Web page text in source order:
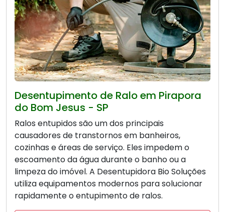
Desentupimento de Ralo em Pirapora
do Bom Jesus - SP
Ralos entupidos são um dos principais
causadores de transtornos em banheiros,
cozinhas e áreas de serviço. Eles impedem o
escoamento da água durante o banho ou a
limpeza do imóvel. A Desentupidora Bio Soluções
utiliza equipamentos modernos para solucionar
rapidamente o entupimento de ralos.